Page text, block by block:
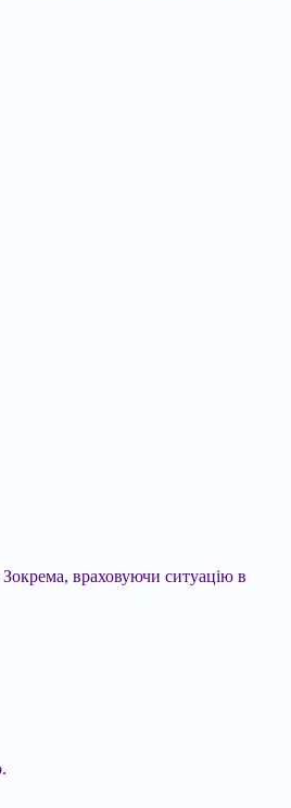
враховуючи ситуацію в